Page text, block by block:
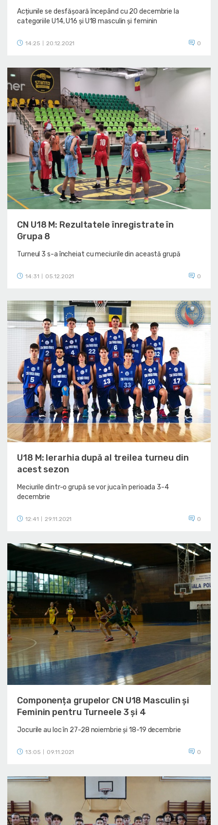
Acțiunile se desfășoară începând cu 20 decembrie la
categoriile U14, U16 și U18 masculin și feminin
14:25 20.12.2021 0
CN U18 M: Rezultatele înregistrate în
Grupa 8
Turneul 3 s-a încheiat cu meciurile din această grupă
14:31 05.12.2021 0
U18 M: Ierarhia după al treilea turneu din
acest sezon
Meciurile dintr-o grupă se vor juca în perioada 3-4
decembrie
12:41 29.11.2021 0
Componența grupelor CN U18 Masculin și
Feminin pentru Turneele 3 și 4
Jocurile au loc în 27-28 noiembrie și 18-19 decembrie
13:05 09.11.2021 0